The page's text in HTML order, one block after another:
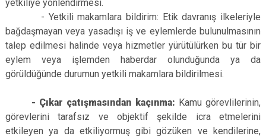
yetkiliye yönlendirmesi.
- Yetkili makamlara bildirim: Etik davranış ilkeleriyle
bağdaşmayan veya yasadışı iş ve eylemlerde bulunulmasının
talep edilmesi halinde veya hizmetler yürütülürken bu tür bir
eylem veya işlemden haberdar olunduğunda ya da
görüldüğünde durumun yetkili makamlara bildirilmesi.
- Çıkar çatışmasından kaçınma: Kamu görevlilerinin,
görevlerini tarafsız ve objektif şekilde icra etmelerini
etkileyen ya da etkiliyormuş gibi gözüken ve kendilerine,